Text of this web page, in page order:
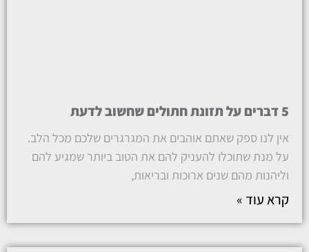
5 דברים על תזונת חתולים שחשוב לדעת
אין לנו ספק שאתם אוהבים את המגרגרים שלכם מכל הלב.
על מנת שתוכלו להעניק להם את הטוב ביותר שמגיע להם
וליהנות מהם שנים ארוכות ובריאות,
קרא עוד »